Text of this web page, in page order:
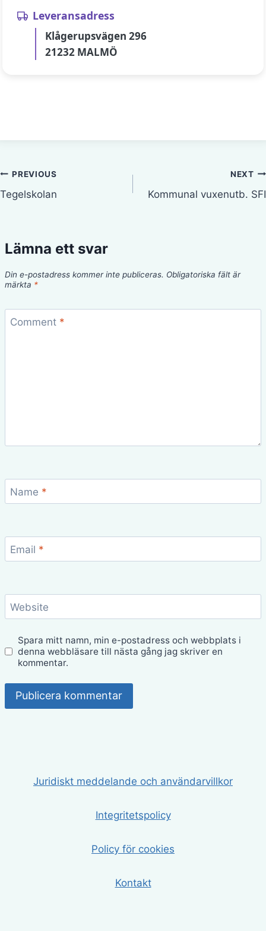
Leveransadress
Klågerupsvägen 296
21232 MALMÖ
Inläggsnavigering
PREVIOUS
Tegelskolan
NEXT
Kommunal vuxenutb. SFI
Lämna ett svar
Din e-postadress kommer inte publiceras. Obligatoriska fält är
märkta *
Comment *
Name *
Email *
Website
Spara mitt namn, min e-postadress och webbplats i
denna webbläsare till nästa gång jag skriver en
kommentar.
Juridiskt meddelande och användarvillkor
Integritetspolicy
Policy för cookies
Kontakt